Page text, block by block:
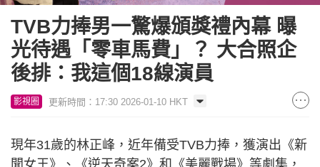
TVB力捧男一驚爆頒獎禮內幕 曝
光待遇「零車馬費」？ 大合照企
後排：我這個18線演員
影視圈 更新時間：17:30 2026-01-10 HKT
現年31歲的林正峰，近年備受TVB力捧，獲演出《新
聞女王》、《逆天奇案2》和《美麗戰場》等劇集，